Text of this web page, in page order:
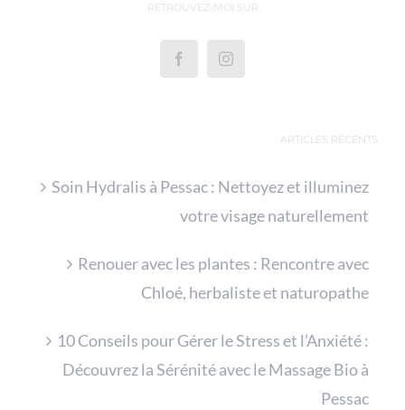
RETROUVEZ-MOI SUR
ARTICLES RÉCENTS
Soin Hydralis à Pessac : Nettoyez et illuminez
votre visage naturellement
Renouer avec les plantes : Rencontre avec
Chloé, herbaliste et naturopathe
10 Conseils pour Gérer le Stress et l’Anxiété :
Découvrez la Sérénité avec le Massage Bio à
Pessac